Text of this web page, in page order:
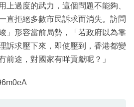
上過度的武力，這個問題不能夠、
直拒絕多數市民訴求而消失。訪問
」形容當前局勢，「若政府以為靠
訴求壓下來，即使壓到，香港都變
前途，對國家有咩貢獻呢？」